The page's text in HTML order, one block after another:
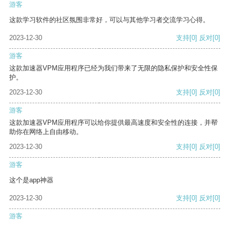
游客
这款学习软件的社区氛围非常好，可以与其他学习者交流学习心得。
2023-12-30 支持[0] 反对[0]
游客
这款加速器VPM应用程序已经为我们带来了无限的隐私保护和安全性保
护。
2023-12-30
支持[0] 反对[0]
游客
这款加速器VPM应用程序可以给你提供最高速度和安全性的连接，并帮
助你在网络上自由移动。
2023-12-30
支持[0] 反对[0]
游客
这个是app神器
2023-12-30 支持[0] 反对[0]
游客